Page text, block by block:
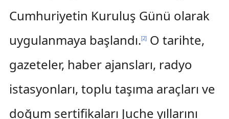
Cumhuriyetin Kuruluş Günü olarak
uygulanmaya başlandı.[2]O tarihte,
gazeteler, haber ajansları, radyo
istasyonları, toplu taşıma araçları ve
doğum sertifikaları Juche yıllarını